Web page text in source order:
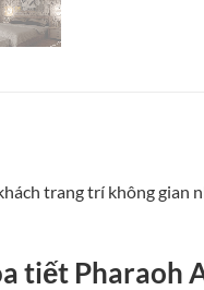
trang trí không gian
tiết Pharaoh